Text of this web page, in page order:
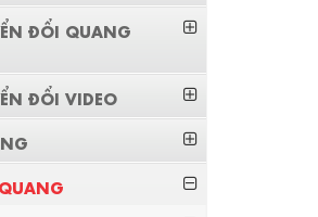
ĐỔI QUANG
ĐỔI VIDEO